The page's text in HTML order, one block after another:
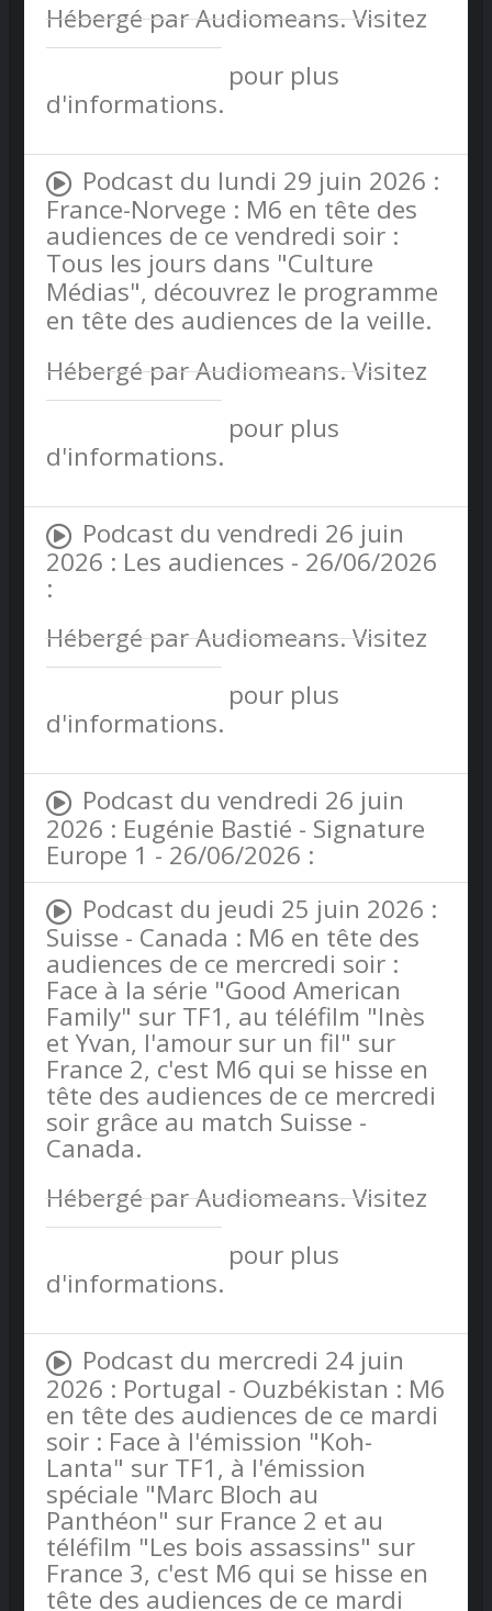
Hébergé par Audiomeans. Visitez
audiomeans.fr/politique-de-
pour plus
d'informations.
Podcast du lundi 29 juin 2026 :
France-Norvege : M6 en tête des
audiences de ce vendredi soir :
Tous les jours dans "Culture
Médias", découvrez le programme
en tête des audiences de la veille.
Hébergé par Audiomeans. Visitez
audiomeans.fr/politique-de-
pour plus
d'informations.
Podcast du vendredi 26 juin
2026 : Les audiences - 26/06/2026
:
Hébergé par Audiomeans. Visitez
audiomeans.fr/politique-de-
pour plus
d'informations.
Podcast du vendredi 26 juin
2026 : Eugénie Bastié - Signature
Europe 1 - 26/06/2026 :
Podcast du jeudi 25 juin 2026 :
Suisse - Canada : M6 en tête des
audiences de ce mercredi soir :
Face à la série "Good American
Family" sur TF1, au téléfilm "Inès
et Yvan, l'amour sur un fil" sur
France 2, c'est M6 qui se hisse en
tête des audiences de ce mercredi
soir grâce au match Suisse -
Canada.
Hébergé par Audiomeans. Visitez
audiomeans.fr/politique-de-
pour plus
d'informations.
Podcast du mercredi 24 juin
2026 : Portugal - Ouzbékistan : M6
en tête des audiences de ce mardi
soir : Face à l'émission "Koh-
Lanta" sur TF1, à l'émission
spéciale "Marc Bloch au
Panthéon" sur France 2 et au
téléfilm "Les bois assassins" sur
France 3, c'est M6 qui se hisse en
tête des audiences de ce mardi